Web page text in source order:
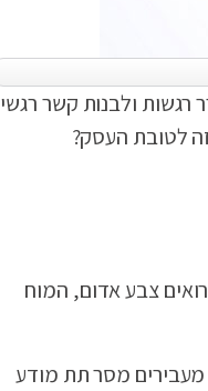
רגשות ולבנות קשר רגשי
צבע אדום, המוח
מעבירים מסר תת מודע